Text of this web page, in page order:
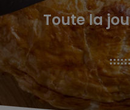
Toute la